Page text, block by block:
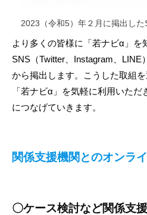
2023（令和5）年２月に掲出した
より多くの皆様に「若ナビα」を
SNS（Twitter、Instagram、LINE
から掲出します。こうした取組
「若ナビα」を気軽に利用いた
につなげていきます。
関係支援機関とのオンラ
〇ケース検討など関係支